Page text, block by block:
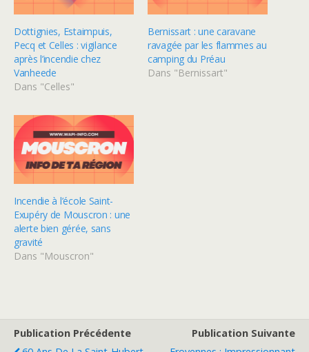
Dottignies, Estaimpuis,
Pecq et Celles : vigilance
après l’incendie chez
Vanheede
Dans "Celles"
Bernissart : une caravane
ravagée par les flammes au
camping du Préau
Dans "Bernissart"
Incendie à l’école Saint-
Exupéry de Mouscron : une
alerte bien gérée, sans
gravité
Dans "Mouscron"
Publication Précédente
Publication Suivante